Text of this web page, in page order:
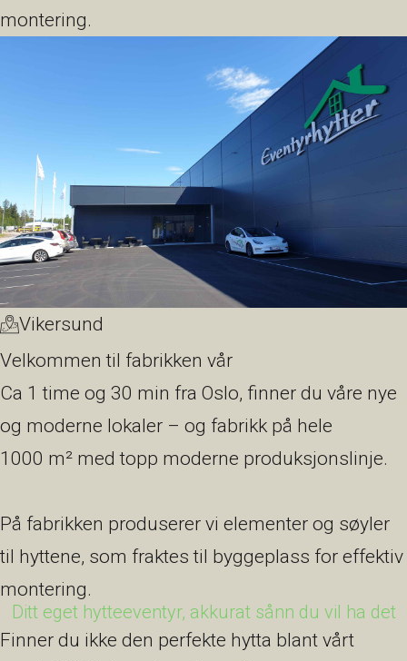
montering.
Vikersund
Velkommen til fabrikken vår
Ca 1 time og 30 min fra Oslo, finner du våre nye
og moderne lokaler – og fabrikk på hele
1000 m² med topp moderne produksjonslinje.
På fabrikken produserer vi elementer og søyler
til hyttene, som fraktes til byggeplass for effektiv
montering.
Ditt eget hytteeventyr, akkurat sånn du vil ha det
Finner du ikke den perfekte hytta blant vårt